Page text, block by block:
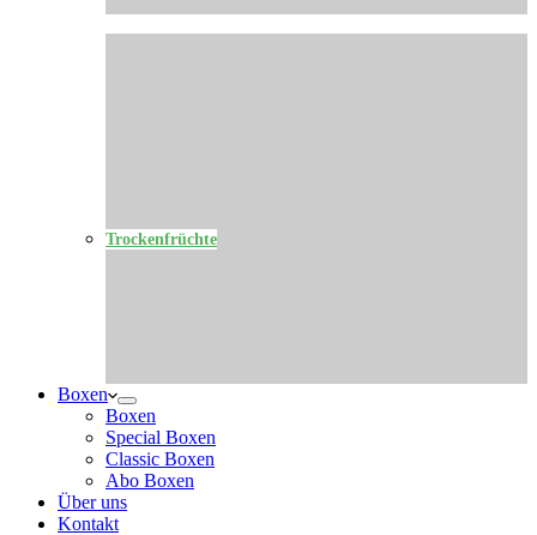
Trockenfrüchte
Boxen
Boxen
Special Boxen
Classic Boxen
Abo Boxen
Über uns
Kontakt